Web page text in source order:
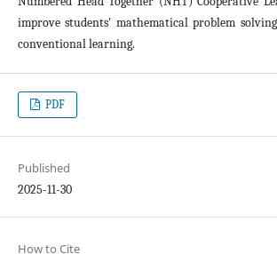
improve students' mathematical problem
conventional learning.
PDF
Published
2025-11-30
How to Cite